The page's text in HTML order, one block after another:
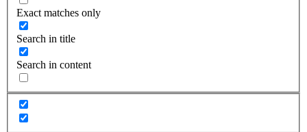
Exact matches only
Search in title
Search in content